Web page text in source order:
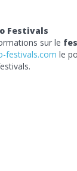
Festivals
sur le
festivals.com le